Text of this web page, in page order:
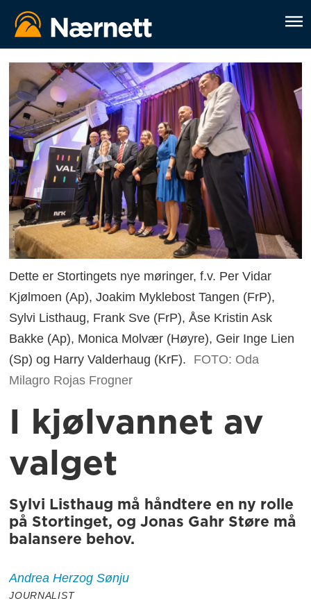
Dette er Stortingets nye møringer, f.v. Per Vidar
Kjølmoen (Ap), Joakim Myklebost Tangen (FrP),
Sylvi Listhaug, Frank Sve (FrP), Åse Kristin Ask
Bakke (Ap), Monica Molvær (Høyre), Geir Inge Lien
(Sp) og Harry Valderhaug (KrF).
FOTO: Oda
Milagro Rojas Frogner
I kjølvannet av
valget
Sylvi Listhaug må håndtere en ny rolle
på Stortinget, og Jonas Gahr Støre må
balansere behov.
Andrea Herzog Sønju
JOURNALIST